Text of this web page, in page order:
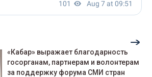
«Кабар» выражает благодарность
госорганам, партнерам и волонтерам
за поддержку форума СМИ стран